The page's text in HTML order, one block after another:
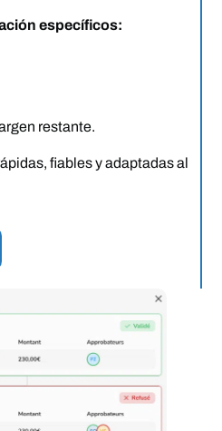
específicos:
restante.
fiables y adaptadas al